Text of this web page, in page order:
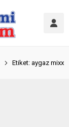
Etiket: aygaz mixx